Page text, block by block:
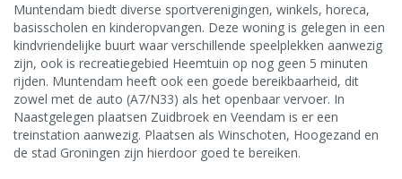
Muntendam biedt diverse sportverenigingen, winkels, horeca,
basisscholen en kinderopvangen. Deze woning is gelegen in een
kindvriendelijke buurt waar verschillende speelplekken aanwezig
zijn, ook is recreatiegebied Heemtuin op nog geen 5 minuten
rijden. Muntendam heeft ook een goede bereikbaarheid, dit
zowel met de auto (A7/N33) als het openbaar vervoer. In
Naastgelegen plaatsen Zuidbroek en Veendam is er een
treinstation aanwezig. Plaatsen als Winschoten, Hoogezand en
de stad Groningen zijn hierdoor goed te bereiken.